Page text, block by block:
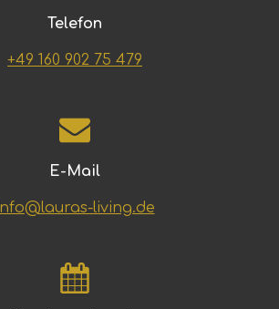
Telefon
+49 160 902 75 479
E-Mail
living.de